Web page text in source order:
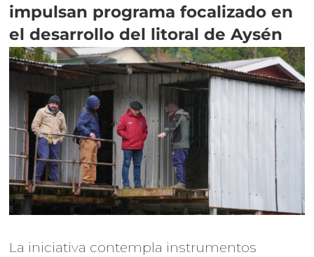
impulsan programa focalizado en
el desarrollo del litoral de Aysén
La iniciativa contempla instrumentos